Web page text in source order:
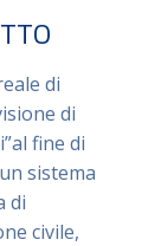
di
di
fine di
sistema
di
civile,